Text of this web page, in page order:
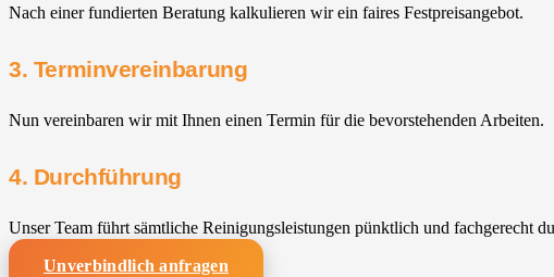
Nach einer fundierten Beratung kalkulieren wir ein faires Festpreisangebot.
3. Terminvereinbarung
Nun vereinbaren wir mit Ihnen einen Termin für die bevorstehenden Arbeiten.
4. Durchführung
Unser Team führt sämtliche Reinigungsleistungen pünktlich und fachgerecht
Unverbindlich anfragen